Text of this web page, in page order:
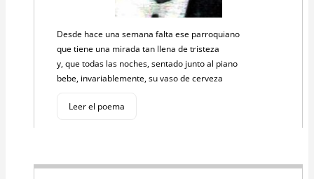
Desde hace una semana falta ese parroquiano
que tiene una mirada tan llena de tristeza
y, que todas las noches, sentado junto al piano
bebe, invariablemente, su vaso de cerveza
Leer el poema